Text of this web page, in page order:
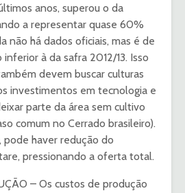
anos, superou o da
a representar quase 60%
não há dados oficiais, mas é de
à da safra 2012/13. Isso
devem buscar culturas
investimentos em tecnologia e
parte da área sem cultivo
comum no Cerrado brasileiro).
pode haver redução do
pressionando a oferta total.
– Os custos de produção